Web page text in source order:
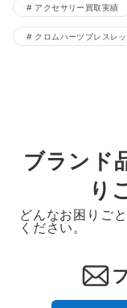
アクセサリー買取実績
クロムハーツブレスレ
ブランド
り
どんなお困りご
ください。